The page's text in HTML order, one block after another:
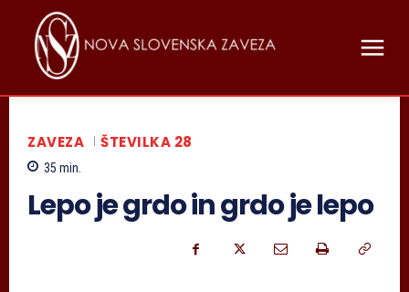
ZAVEZA ŠTEVILKA 28
35 min.
Lepo je grdo in grdo je lepo